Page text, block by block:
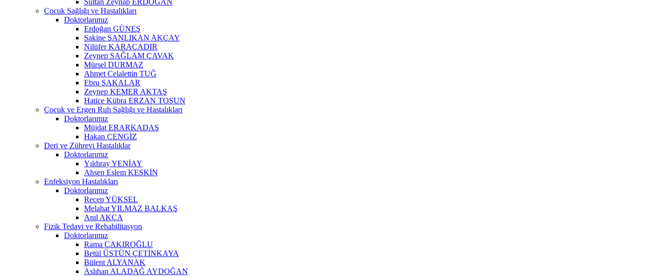
Çocuk Sağlığı ve Hastalıkları
Doktorlarımız
Erdoğan GÜNEŞ
Sakine ŞANLIKAN AKÇAY
Nilüfer KARAÇADIR
Zeynep SAĞLAM ÇAVAK
Mürsel DURMAZ
Ahmet Celalettin TUĞ
Ebru ŞAKALAR
Zeynep KEMER AKTAŞ
Hatice Kübra ERZAN TOSUN
Çocuk ve Ergen Ruh Sağlığı ve Hastalıkları
Doktorlarımız
Müjdat ERARKADAŞ
Hakan CENGİZ
Deri ve Zührevi Hastalıklar
Doktorlarımız
Yıldıray YENİAY
Ahsen Eslem KESKİN
Enfeksiyon Hastalıkları
Doktorlarımız
Recep YÜKSEL
Melahat YILMAZ BALKAŞ
Anıl AKÇA
Fizik Tedavi ve Rehabilitasyon
Doktorlarımız
Rama ÇAKIROĞLU
Betül ÜSTÜN ÇETİNKAYA
Bülent ALYANAK
Aslıhan ALADAĞ AYDOĞAN